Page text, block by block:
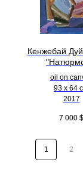
Кенжебай
oil on
93 x 64
2017
7 000 $
1 2